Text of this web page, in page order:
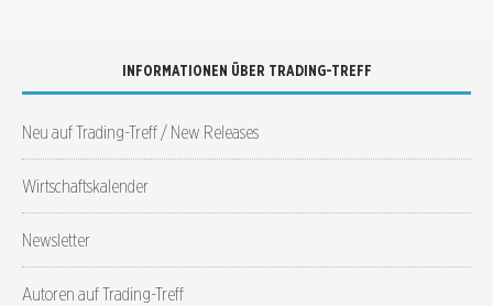
INFORMATIONEN ÜBER TRADING-TREFF
Neu auf Trading-Treff / New Releases
Wirtschaftskalender
Newsletter
Autoren auf Trading-Treff